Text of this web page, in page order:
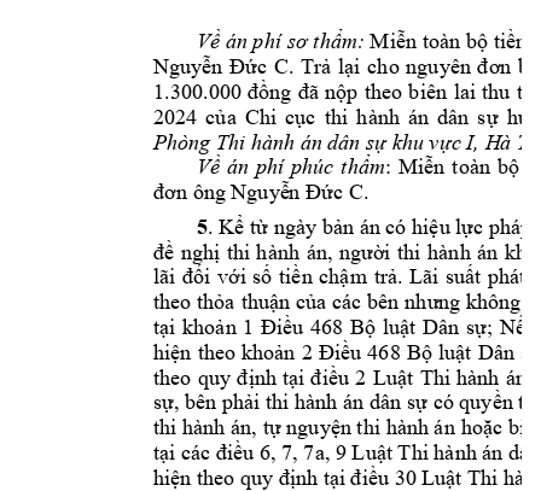
Về án phí sơ thẩm: Miễn toàn bộ tiền
Nguyễn Đức C. Trả lại cho nguyên đơn
1.300.000 đồng đã nộp theo biên lai thu
2024 của Chi cục thi hành n dân sự
Phòng Thi hành án dân sự khu vực I, Hà
Về án phí phúc thẩm: Miễn toàn bộ
đơn ông Nguyễn Đức C.
5. Kể từ ngày bản n có hiệu lực
đề nghị thi hành n, người thi hành n
lãi đối với số tiền chậm trả. Lãi suất pht
theo thỏa thuận của cc bên nhưng không
tại khoản 1 Điều 468 Bộ luật Dân sự; Nếu
hiện theo khoản 2 Điều 468 Bộ luật Dân
theo quy định tại điều 2 Luật Thi hành n
sự, bên phải thi hành n dân sự có quyền
thi hành n, tự nguyện thi hành n hoặc bị
tại cc điều 6, 7, 7a, 9 Luật Thi hành n
hiện theo quy định tại điều 30 Luật Thi